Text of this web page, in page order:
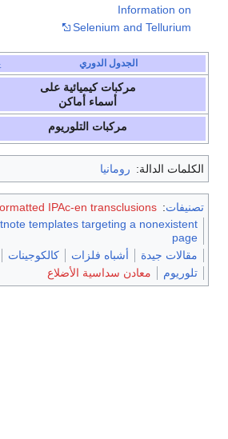
Information on
Selenium and Tellurium
الجدول الدوري
مركبات كيميائية على
أسماء أماكن
مركبات التلوريوم
الكلمات الدالة: رومانيا
تصنيفات:
IPAc-en transclusions
templates targeting a nonexistent
page
مقالات جيدة
أشباه فلزات كالكوجينات
تلوريوم
معادن سداسية الأضلاع